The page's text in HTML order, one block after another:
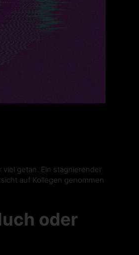
getan. Ein stagnierender
auf Kollegen genommen
oder